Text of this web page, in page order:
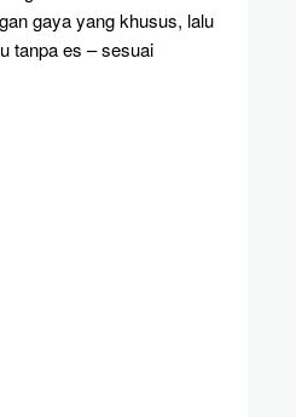
gaya yang khusus, lalu
tanpa es – sesuai